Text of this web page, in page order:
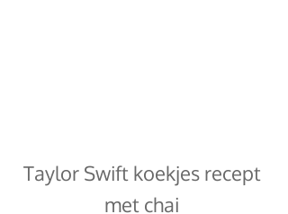
Taylor Swift koekjes recept
met chai